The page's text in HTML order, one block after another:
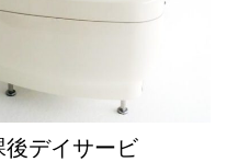
デイサービ